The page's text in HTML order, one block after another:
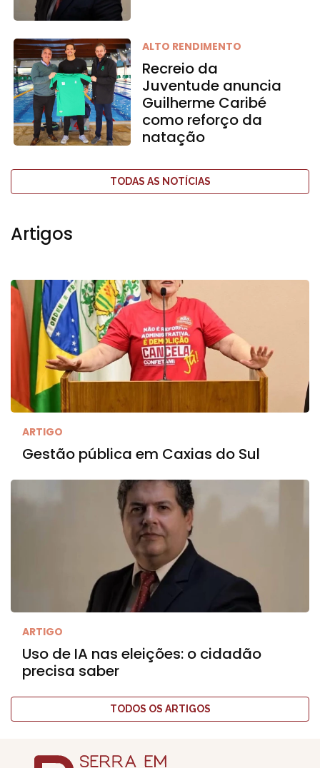
ALTO RENDIMENTO
Recreio da
Juventude anuncia
Guilherme Caribé
como reforço da
natação
TODAS AS NOTÍCIAS
Artigos
ARTIGO
Gestão pública em Caxias do Sul
ARTIGO
Uso de IA nas eleições: o cidadão
precisa saber
TODOS OS ARTIGOS